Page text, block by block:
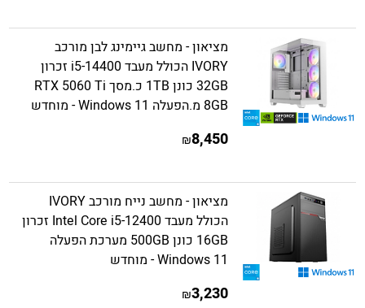
מציאון - מחשב גיימינג לבן מורכב
IVORY הכולל מעבד i5-14400 זכרון
32GB כונן 1TB כ.מסך RTX 5060 Ti
8GB מ.הפעלה Windows 11 - מוחדש
8,450
₪
מציאון - מחשב נייח מורכב IVORY
הכולל מעבד Intel Core i5-12400 זכרון
16GB כונן 500GB מערכת הפעלה
Windows 11 - מוחדש
3,230
₪